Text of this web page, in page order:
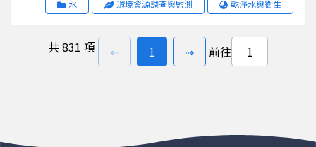
位)、STD1(排放標準一)、STD2(排放標準二)、
STD_S(排放標準說明)、TWD97X(二度分帶_X)、
TWD97Y(二度分帶_Y)、WGS84X(經緯度座標_X)、
WGS84Y(經緯度座標_Y)
水 環境資源調查與監測 乾淨水與衛生
共831 項 ⇠上一頁前往
1 ⇢下一頁
前往